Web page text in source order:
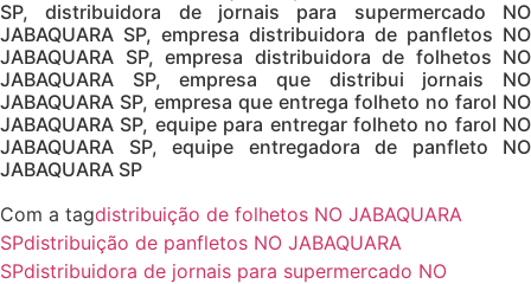
SP, distribuidora de jornais para supermercado NO
JABAQUARA SP, empresa distribuidora de panfletos NO
JABAQUARA SP, empresa distribuidora de folhetos NO
JABAQUARA SP, empresa que distribui jornais NO
JABAQUARA SP, empresa que entrega folheto no farol NO
JABAQUARA SP, equipe para entregar folheto no farol NO
JABAQUARA SP, equipe entregadora de panfleto NO
JABAQUARA SP
Com a tagdistribuição de folhetos NO JABAQUARA
SPdistribuição de panfletos NO JABAQUARA
SPdistribuidora de jornais para supermercado NO